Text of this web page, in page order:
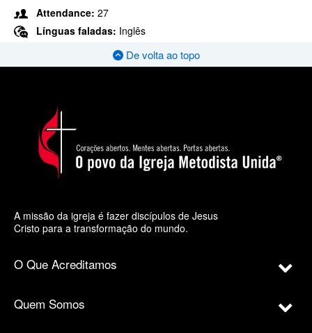
Attendance: 27
Línguas faladas: Inglês
De volta ao topo
A missão da igreja é fazer discípulos de Jesus
Cristo para a transformação do mundo.
O Que Acreditamos
Quem Somos